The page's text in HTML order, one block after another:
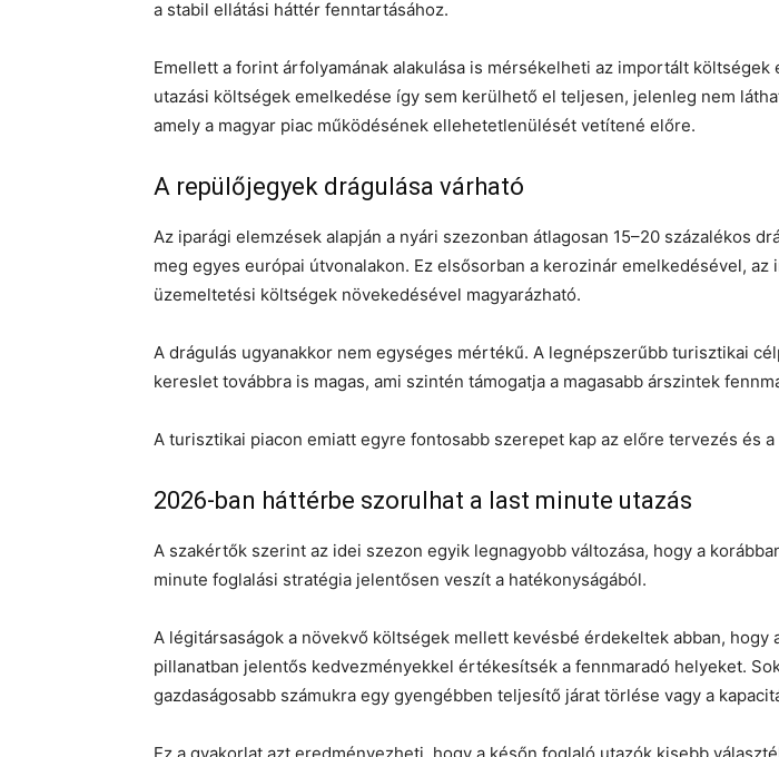
a stabil ellátási háttér fenntartásához.
Emellett a forint árfolyamának alakulása is mérsékelheti az importált költségek
utazási költségek emelkedése így sem kerülhető el teljesen, jelenleg nem
amely a magyar piac működésének ellehetetlenülését vetítené előre.
A repülőjegyek drágulása várható
Az iparági elemzések alapján a nyári szezonban átlagosan 15–20 százalékos
meg egyes európai útvonalakon. Ez elsősorban a kerozinár emelkedésével, az
üzemeltetési költségek növekedésével magyarázható.
A drágulás ugyanakkor nem egységes mértékű. A legnépszerűbb turisztikai
kereslet továbbra is magas, ami szintén támogatja a magasabb árszintek
A turisztikai piacon emiatt egyre fontosabb szerepet kap az előre tervezés és a
2026-ban háttérbe szorulhat a last minute utazás
A szakértők szerint az idei szezon egyik legnagyobb változása, hogy a
minute foglalási stratégia jelentősen veszít a hatékonyságából.
A légitársaságok a növekvő költségek mellett kevésbé érdekeltek abban, hogy
pillanatban jelentős kedvezményekkel értékesítsék a fennmaradó helyeket.
gazdaságosabb számukra egy gyengébben teljesítő járat törlése vagy a